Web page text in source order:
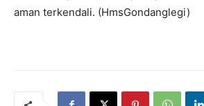
aman terkendali. (HmsGondanglegi)